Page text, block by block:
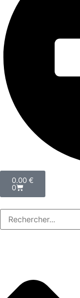
0.00 €
0